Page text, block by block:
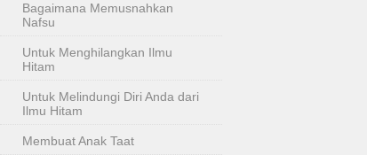
Bagaimana Memusnahkan
Nafsu
Untuk Menghilangkan Ilmu
Hitam
Untuk Melindungi Diri Anda dari
Ilmu Hitam
Membuat Anak Taat